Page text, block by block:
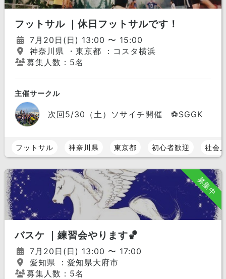
フットサル ｜休日フットサルです！
7月20日(日) 13:00 〜 15:00
神奈川県 ・東京都 ：コスタ横浜
募集人数：5名
主催サークル
次回5/30（土）ソサイチ開催 ⚽️SGGK
フットサル 神奈川県 東京都 初心者歓迎 社会
募集中
バスケ ｜練習会やります🏀
7月20日(日) 13:00 〜 17:00
愛知県 ：愛知県大府市
募集人数：5名